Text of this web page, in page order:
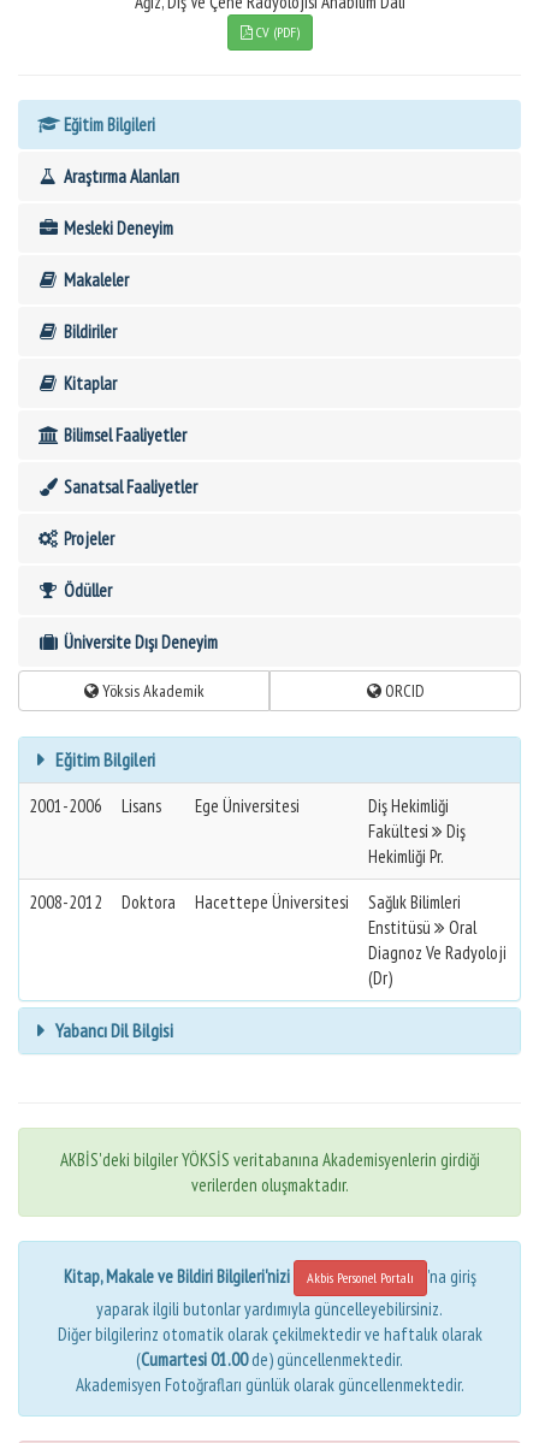
CV (PDF)
Eğitim Bilgileri
Araştırma Alanları
Mesleki Deneyim
Makaleler
Bildiriler
Kitaplar
Bilimsel Faaliyetler
Sanatsal Faaliyetler
Projeler
Ödüller
Üniversite Dışı Deneyim
Yöksis Akademik ORCID
Eğitim Bilgileri
2001-2006 Lisans Ege Üniversitesi
Diş Hekimliği
Fakültesi
Diş
Hekimliği Pr.
2008-2012
Doktora Hacettepe Üniversitesi
Sağlık Bilimleri
Enstitüsü
Oral
Diagnoz Ve Radyoloji
(Dr)
Yabancı Dil Bilgisi
AKBİS'deki bilgiler YÖKSİS veritabanına Akademisyenlerin girdiği
verilerden oluşmaktadır.
Kitap, Makale ve Bildiri Bilgileri'nizi Akbis Personel Portalı
'na giriş
yaparak ilgili butonlar yardımıyla güncelleyebilirsiniz.
Diğer bilgilerinz otomatik olarak çekilmektedir ve haftalık olarak
(Cumartesi 01.00de) güncellenmektedir.
Akademisyen Fotoğrafları günlük olarak güncellenmektedir.